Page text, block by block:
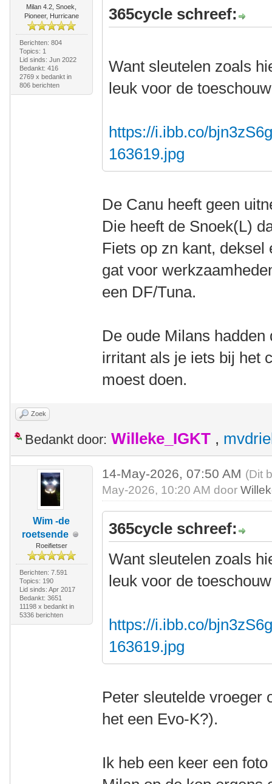
Milan 4.2, Snoek,
Pioneer, Hurricane
Berichten: 804
Topics: 1
Lid sinds: Jun 2022
Bedankt: 416
2769 x bedankt in
806 berichten
365cycle schreef:
Want sleutelen zoals
leuk voor de
https://i.ibb.co/
163619.jpg
De Canu heeft geen
Die heeft de Snoek(L)
Fiets op zn kant,
gat voor
een DF/Tuna.
De oude Milans
irritant als je iets bij het
moest doen.
Zoek
Bedankt door: Willeke_IGKT ,
Wim -de
roetsende
Roeifietser
Berichten: 7.591
Topics: 190
Lid sinds: Apr 2017
Bedankt: 3651
11198 x bedankt in
5336 berichten
14-May-2026, 07:50 AM (Dit
May-2026, 10:20 AM door
365cycle schreef:
Want sleutelen zoals
leuk voor de
https://i.ibb.co/
163619.jpg
Peter sleutelde vroeger
het een Evo-K?).
Ik heb een keer een